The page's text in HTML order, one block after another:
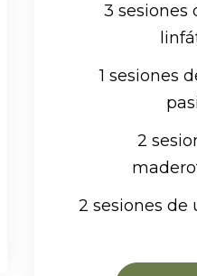
3 sesiones
1 sesiones
2
2 sesiones